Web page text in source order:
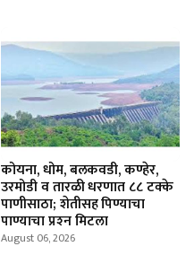
कोयना, धोम, बलकवडी, कण्हेर,
उरमोडी व तारळी धरणात ८८ टक्के
पाणीसाठा; शेतीसह पिण्याचा
पाण्याचा प्रश्‍न मिटला
August 06, 2026